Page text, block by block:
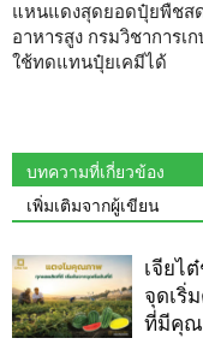
แหนแดงสุดยอดปุ๋ยพืชส
อาหารสูง กรมวิชาการเ
ใช้ทดแทนปุ๋ยเคมีได้
บทความที่เกี่ยวข้อง
เพิ่มเติมจากผู้เขียน
เจียไ
จุดเริ่
ที่มีคุณ